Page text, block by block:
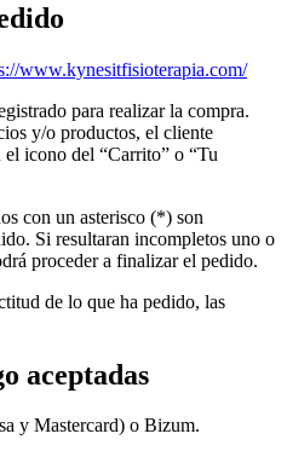
www.kynesitfisioterapia.com/
para realizar la compra.
y/o productos, el cliente
el icono del “Carrito” o “Tu
con un asterisco (*) son
Si resultaran incompletos uno o
proceder a finalizar el pedido.
de lo que ha pedido, las
aceptadas
y Mastercard) o Bizum.